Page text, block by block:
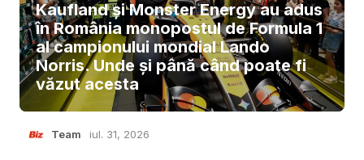
Kaufland și Monster Energy au adus
în România monopostul de Formula 1
al campionului mondial Lando
Norris. Unde și până când poate fi
văzut acesta
Team iul. 31, 2026